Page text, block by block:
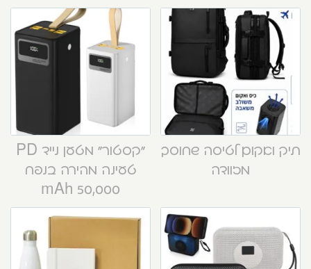
תיק ואקום לטיסה שחוסך
מזוודה
“קסטור” מטען נייד PD
טעינה מהירה בנפח
50,000 mAh